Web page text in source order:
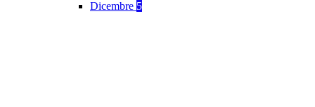
Dicembre 5